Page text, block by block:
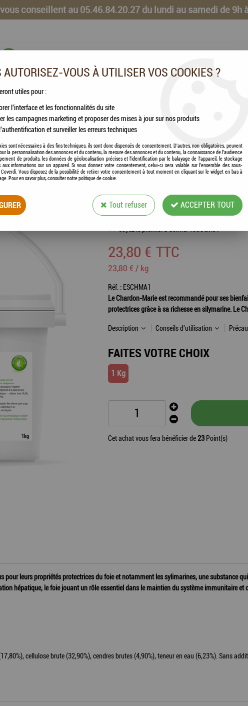
conseillent au 05.46.84.20.27 du lundi au samedi de 9h
CHEVAUX VOLAILLES ANIMAUX DE LA FERME
détox foie et reins - 1kg
ESC LABORATOIRE -
REINS - 1KG
Soyez le premier à donner votre avis !
23,80 € TTC
23,80 € / kg
Réf. : ESCHMA1
Le Chardon-Marie est recommandé pour ses
protectrices grâce à sa richesse en silymarine. Le
Description Conseils d'utilisation
FAITES VOTRE CHOIX
1 Kg
Cet achat vous fera bénéficier de23 Point(s)
leurs propriétés protectrices du foie et notamment les sylimarines, une substance
hépatique, le foie jouant un rôle essentiel dans le maintien du système immunitaire et
cellulose brute (32,90%), cendres brutes (4,90%), teneur en eau (6,23%). Sans
AUTORISEZ-VOUS À UTILISER VOS COOKIES ?
utiles pour :
l'interface et les fonctionnalités du site
les campagnes marketing et proposer des mises à jour sur nos produits
et surveiller les erreurs techniques
sont nécessaires à des fins techniques, ils sont donc dispensés de consentement. D'autres, non obligatoires, peuvent
la personnalisation des annonces et du contenu, la mesure des annonces et du contenu, la connaissance de l'audience
de produits, les données de géolocalisation précises et l'identification par le balayage de l'appareil, le stockage
informations sur un appareil. Si vous donnez votre consentement, celui-ci sera valable sur l’ensemble des sous-
Vous disposez de la possibilité de retirer votre consentement à tout moment en cliquant sur le widget en bas à
Pour en savoir plus, consulter notre politique de cookie.
Tout refuser ACCEPTER TOUT